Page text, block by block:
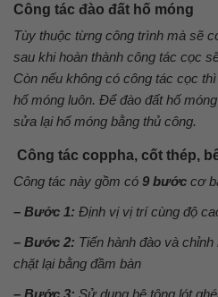
Công tác đào đất hố móng
Tùy thuộc từng công trình mà sẽ
sau khi hoàn thành công tác cọc
Còn nếu không có công tác cọc
hố móng luôn. Để đào đất hố
sửa lại hố móng bằng thủ công.
Công tác coppha, cốt thép,
Công tác này gồm có 9 bước cơ
– Bước 1: Định vị vị trí cùng độ
– Bước 2: Tiến hành đào và
chặt lại bằng đầm bàn
– Bước 3: Sử dụng bê tông lót